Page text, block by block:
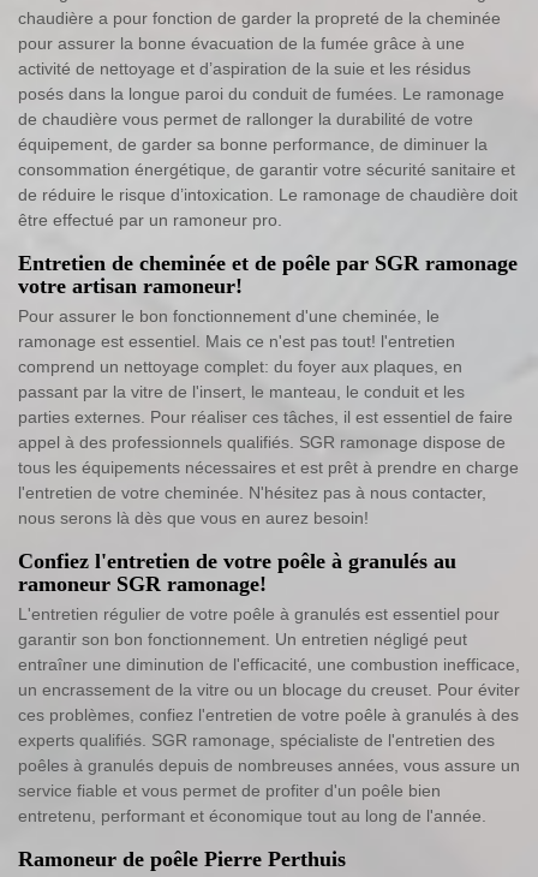
chaudière a pour fonction de garder la propreté de la cheminée
pour assurer la bonne évacuation de la fumée grâce à une
activité de nettoyage et d’aspiration de la suie et les résidus
posés dans la longue paroi du conduit de fumées. Le ramonage
de chaudière vous permet de rallonger la durabilité de votre
équipement, de garder sa bonne performance, de diminuer la
consommation énergétique, de garantir votre sécurité sanitaire et
de réduire le risque d’intoxication. Le ramonage de chaudière doit
être effectué par un ramoneur pro.
Entretien de cheminée et de poêle par SGR ramonage
votre artisan ramoneur!
Pour assurer le bon fonctionnement d'une cheminée, le
ramonage est essentiel. Mais ce n'est pas tout! l'entretien
comprend un nettoyage complet: du foyer aux plaques, en
passant par la vitre de l'insert, le manteau, le conduit et les
parties externes. Pour réaliser ces tâches, il est essentiel de faire
appel à des professionnels qualifiés. SGR ramonage dispose de
tous les équipements nécessaires et est prêt à prendre en charge
l'entretien de votre cheminée. N'hésitez pas à nous contacter,
nous serons là dès que vous en aurez besoin!
Confiez l'entretien de votre poêle à granulés au
ramoneur SGR ramonage!
L'entretien régulier de votre poêle à granulés est essentiel pour
garantir son bon fonctionnement. Un entretien négligé peut
entraîner une diminution de l'efficacité, une combustion inefficace,
un encrassement de la vitre ou un blocage du creuset. Pour éviter
ces problèmes, confiez l'entretien de votre poêle à granulés à des
experts qualifiés. SGR ramonage, spécialiste de l'entretien des
poêles à granulés depuis de nombreuses années, vous assure un
service fiable et vous permet de profiter d'un poêle bien
entretenu, performant et économique tout au long de l'année.
Ramoneur de poêle Pierre Perthuis